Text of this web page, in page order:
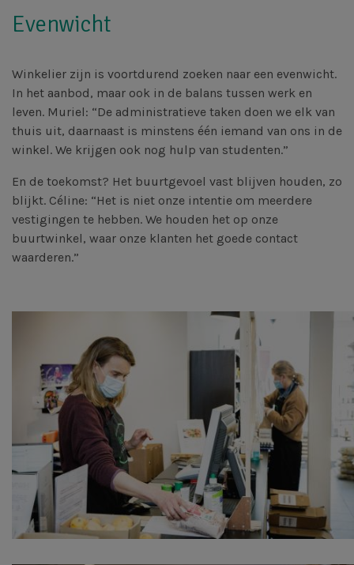
Evenwicht
Winkelier zijn is voortdurend zoeken naar een evenwicht.
In het aanbod, maar ook in de balans tussen werk en
leven. Muriel: “De administratieve taken doen we elk van
thuis uit, daarnaast is minstens één iemand van ons in de
winkel. We krijgen ook nog hulp van studenten.”
En de toekomst? Het buurtgevoel vast blijven houden, zo
blijkt. Céline: “Het is niet onze intentie om meerdere
vestigingen te hebben. We houden het op onze
buurtwinkel, waar onze klanten het goede contact
waarderen.”